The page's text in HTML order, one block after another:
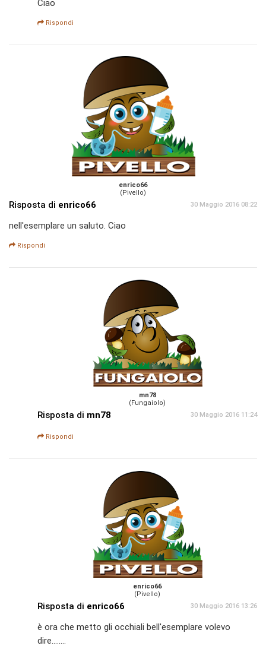
Ciao
Rispondi
enrico66
(Pivello)
Risposta di enrico66 30 Maggio 2016 08:22
nell'esemplare un saluto. Ciao
Rispondi
mn78
(Fungaiolo)
Risposta di mn78 30 Maggio 2016 11:24
Rispondi
enrico66
(Pivello)
Risposta di enrico66 30 Maggio 2016 13:26
è ora che metto gli occhiali bell'esemplare volevo
dire........